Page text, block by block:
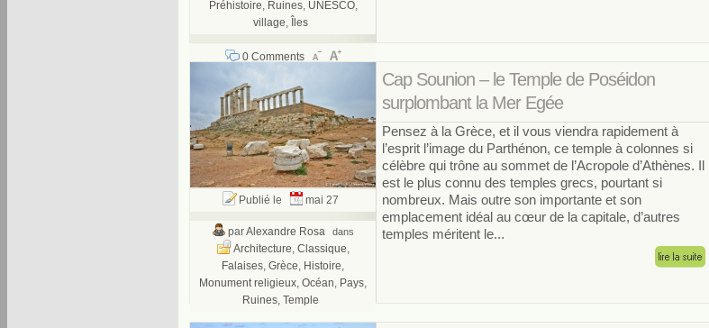
Préhistoire, Ruines, UNESCO,
village, Îles
0 Comments
Publié le mai 27
parAlexandre Rosa dans
Architecture, Classique,
Falaises, Grèce, Histoire,
Monument religieux, Océan, Pays,
Ruines, Temple
Cap Sounion – le Temple de Poséidon
surplombant la Mer Egée
Pensez à la Grèce, et il vous viendra rapidement à
l’esprit l’image du Parthénon, ce temple à colonnes si
célèbre qui trône au sommet de l’Acropole d’Athènes. Il
est le plus connu des temples grecs, pourtant si
nombreux. Mais outre son importante et son
emplacement idéal au cœur de la capitale, d’autres
temples méritent le...